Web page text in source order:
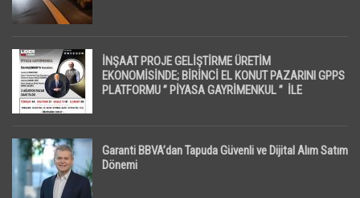
İNŞAAT PROJE GELİŞTİRME ÜRETİM
EKONOMİSİNDE; BİRİNCİ EL KONUT PAZARINI GPPS
PLATFORMU ” PİYASA GAYRİMENKUL ” İLE
Garanti BBVA’dan Tapuda Güvenli ve Dijital Alım Satım
Dönemi